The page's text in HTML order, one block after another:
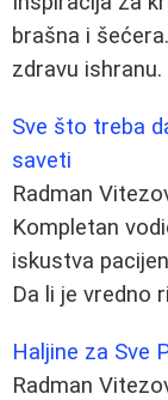
brašna i
zdravu ishranu.
Sve što treba
saveti
Radman
Kompletan
iskustva
Da li je vredno
Haljine za Sve
Radman